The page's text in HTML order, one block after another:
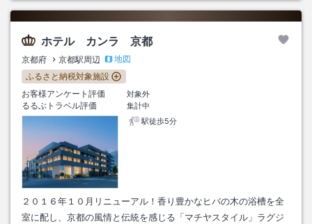
ホテル カンラ 京都
京都府 京都駅周辺
地図
ふるさと納税対象施設
お客様アンケート評価
対象外
るるぶトラベル評価
集計中
駅徒歩5分
２０１６年１０月リニューアル！香り豊かなヒバの木の浴槽を全
室に配し、京都の風情と伝統を感じる「マチヤスタイル」ラグジ